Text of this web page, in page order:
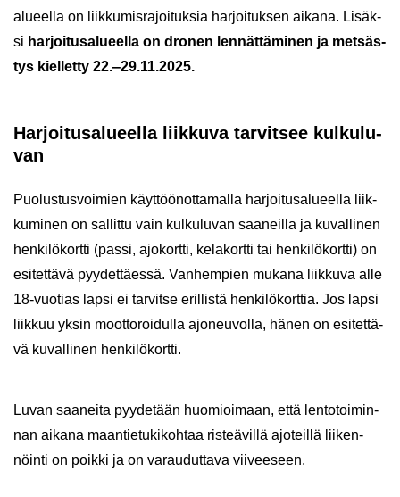
alu­eel­la on liik­ku­mis­ra­joi­tuk­sia har­joi­tuk­sen ai­ka­na. Li­säk­
si har­joi­tusa­lu­eel­la on dro­nen len­nät­tä­mi­nen ja met­säs­
tys kiel­let­ty 22.‒29.11.2025.
Har­joi­tusa­lu­eel­la liik­ku­va tar­vit­see kul­ku­lu­
van
Puo­lus­tus­voi­mien käyt­töö­not­ta­mal­la har­joi­tusa­lu­eel­la liik­
ku­mi­nen on sal­lit­tu vain kul­ku­lu­van saa­neil­la ja ku­val­li­nen
hen­ki­lö­kort­ti (passi, ajo­kort­ti, ke­la­kort­ti tai hen­ki­lö­kort­ti) on
esi­tet­tä­vä pyy­det­täes­sä. Van­hem­pien mu­ka­na liik­ku­va alle
18-​vuotias lapsi ei tar­vit­se eril­lis­tä hen­ki­lö­kort­tia. Jos lapsi
liik­kuu yksin moot­to­roi­dul­la ajo­neu­vol­la, hänen on esi­tet­tä­
vä ku­val­li­nen hen­ki­lö­kort­ti.
Luvan saa­nei­ta pyy­de­tään huo­mioi­maan, että len­to­toi­min­
nan ai­ka­na maan­tie­tu­ki­koh­taa ris­teä­vil­lä ajo­teil­lä lii­ken­
nöin­ti on poik­ki ja on va­rau­dut­ta­va vii­vee­seen.